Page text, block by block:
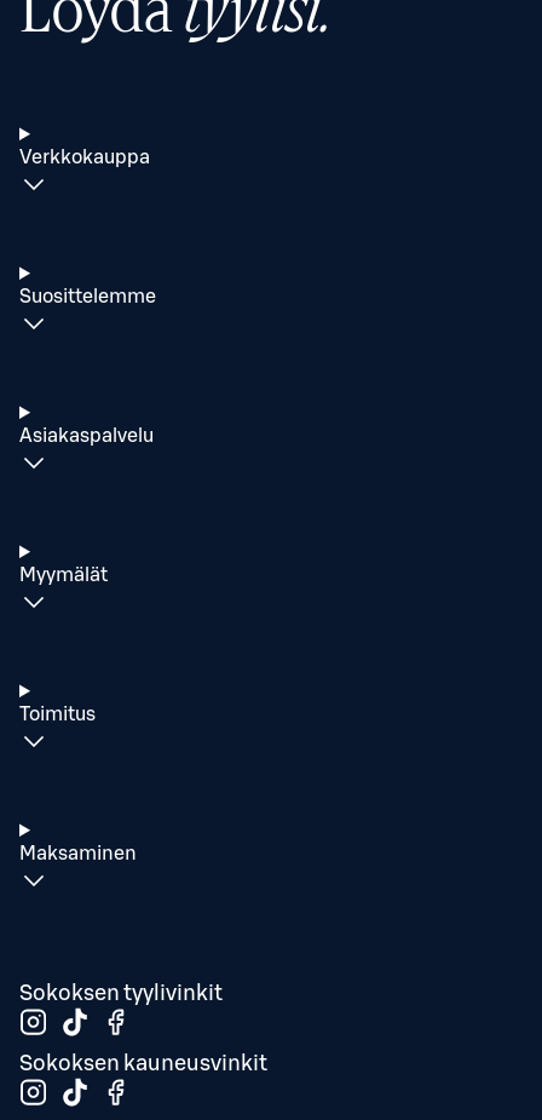
Verkkokauppa
Suosittelemme
Asiakaspalvelu
Myymälät
Toimitus
Maksaminen
Sokoksen tyylivinkit
Sokoksen kauneusvinkit